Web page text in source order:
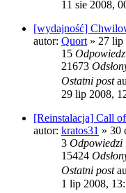
11 sie 2008,
[wydajność]
autor: Quort » 27 lip
15
21673
Ostatni post
29 lip 2008,
[Reinstalacja] Call
autor: kratos31 » 30
3 Odpowiedzi
15424
Ostatni post
1 lip 2008,